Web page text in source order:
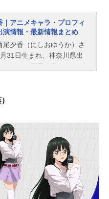
｜アニメキャラ・プロフィ
演情報・最新情報まとめ
尾夕香（にしおゆうか）さ
31日生まれ、神奈川県出